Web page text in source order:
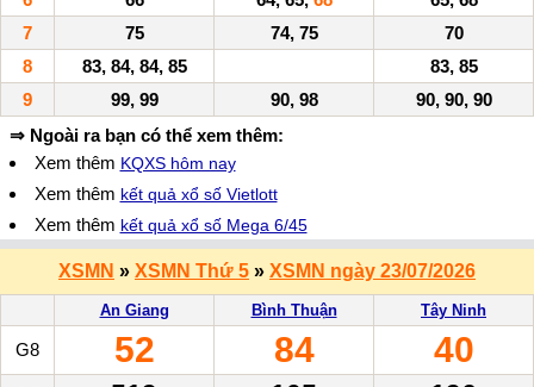
7
75 74, 75
70
8
83, 84, 84, 85
83, 85
9
99, 99 90, 98
90, 90, 90
⇒ Ngoài ra bạn có thể xem thêm:
Xem thêm KQXS hôm nay
Xem thêm kết quả xổ số Vietlott
Xem thêm kết quả xổ số Mega 6/45
XSMN » XSMN Thứ 5 » XSMN ngày 23/07/2026
An Giang Bình Thuận Tây Ninh
G8 52 84 40